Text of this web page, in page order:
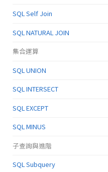
SQL Self Join
SQL NATURAL JOIN
集合運算
SQL UNION
SQL INTERSECT
SQL EXCEPT
SQL MINUS
子查詢與進階
SQL Subquery